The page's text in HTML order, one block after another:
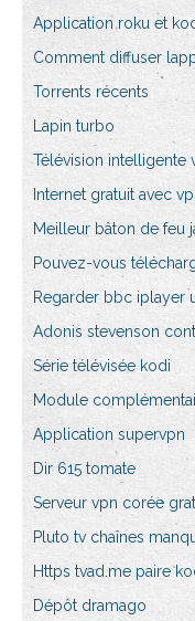
Application roku et
Comment diffuser
Torrents récents
Lapin turbo
Télévision intelligente
Internet gratuit avec
Meilleur bâton de feu
Pouvez-vous
Regarder bbc iplayer
Adonis stevenson
Série télévisée kodi
Module
Application supervpn
Dir 615 tomate
Serveur vpn corée
Pluto tv chaînes
Https tvad.me paire
Dépôt dramago